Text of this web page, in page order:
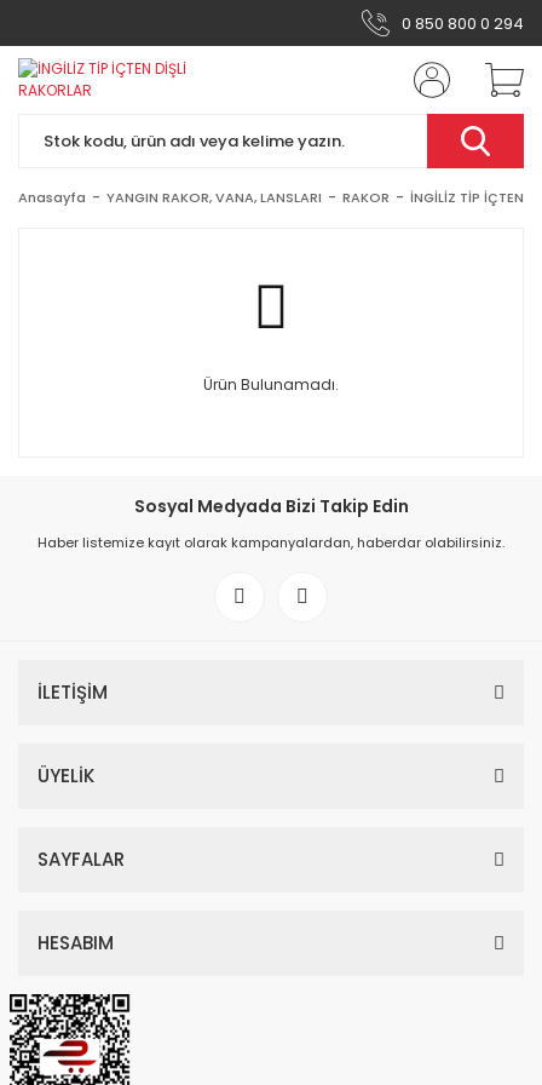
0 850 800 0 294
Anasayfa YANGIN RAKOR, VANA, LANSLARI RAKOR İNGİLİZ TİP İÇTEN
Ürün Bulunamadı.
Sosyal Medyada Bizi Takip Edin
Haber listemize kayıt olarak kampanyalardan, haberdar olabilirsiniz.
İLETİŞİM
ÜYELİK
SAYFALAR
HESABIM